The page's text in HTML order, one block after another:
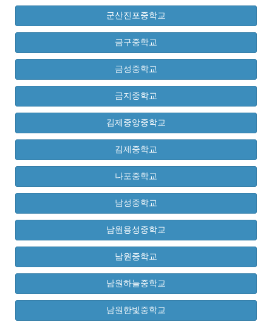
군산진포중학교
금구중학교
금성중학교
금지중학교
김제중앙중학교
김제중학교
나포중학교
남성중학교
남원용성중학교
남원중학교
남원하늘중학교
남원한빛중학교